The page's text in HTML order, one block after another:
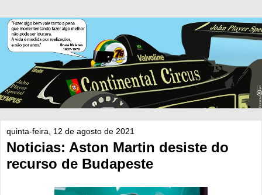
quinta-feira, 12 de agosto de 2021
Noticias: Aston Martin desiste do
recurso de Budapeste